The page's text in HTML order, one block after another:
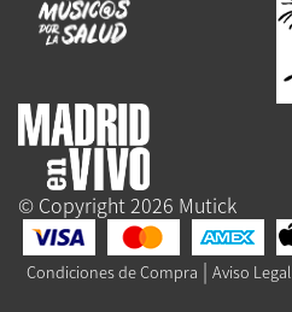
© Copyright 2026 Mutick
Condiciones de Compra | Aviso Legal